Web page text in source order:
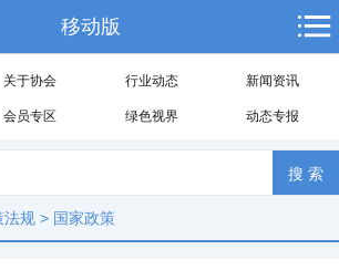
移动版
关于协会 行业动态 新闻资讯
会员专区 绿色视界 动态专报
法规 > 国家政策